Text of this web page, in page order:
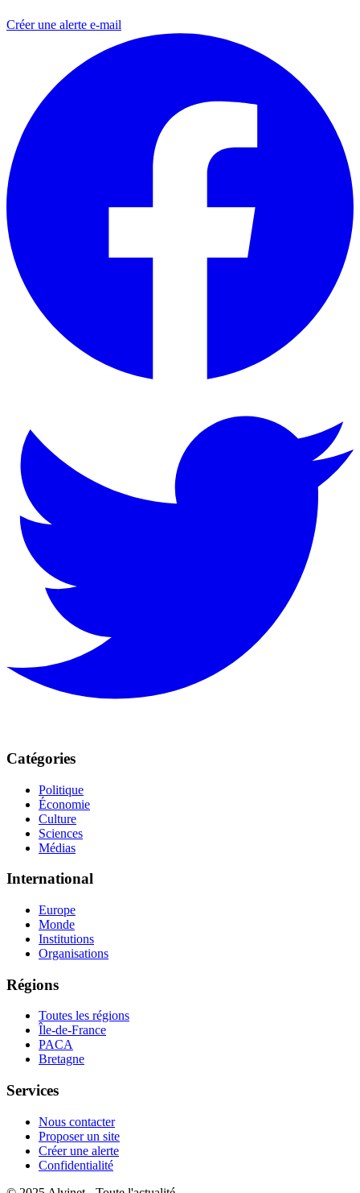
Créer une alerte e-mail
Catégories
Politique
Économie
Culture
Sciences
Médias
International
Europe
Monde
Institutions
Organisations
Régions
Toutes les régions
Île-de-France
PACA
Bretagne
Services
Nous contacter
Proposer un site
Créer une alerte
Confidentialité